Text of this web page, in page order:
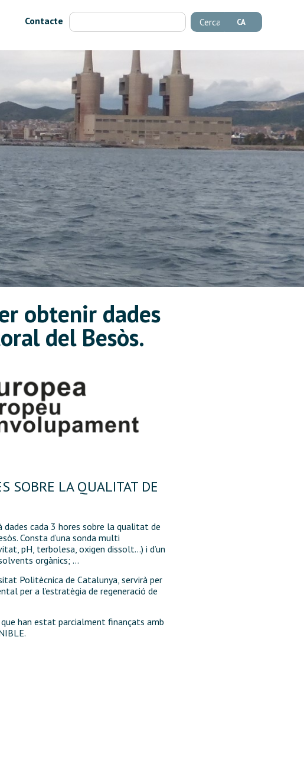
Contacte Cerca CA
obtenir dades
del Besòs.
SOBRE LA QUALITAT DE
cada 3 hores sobre la qualitat de
Consta d’una sonda multi
pH, terbolesa, oxigen dissolt…) i d’un
orgànics; …
Politècnica de Catalunya, servirà per
per a l’estratègia de regeneració de
han estat parcialment finançats amb